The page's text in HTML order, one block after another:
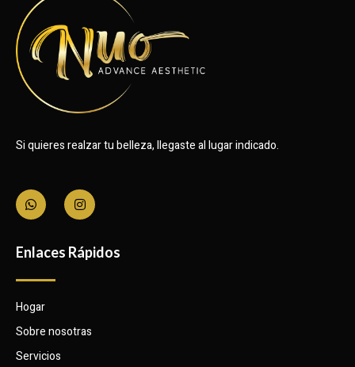
Si quieres realzar tu belleza, llegaste al lugar indicado.
Enlaces Rápidos
Hogar
Sobre nosotras
Servicios